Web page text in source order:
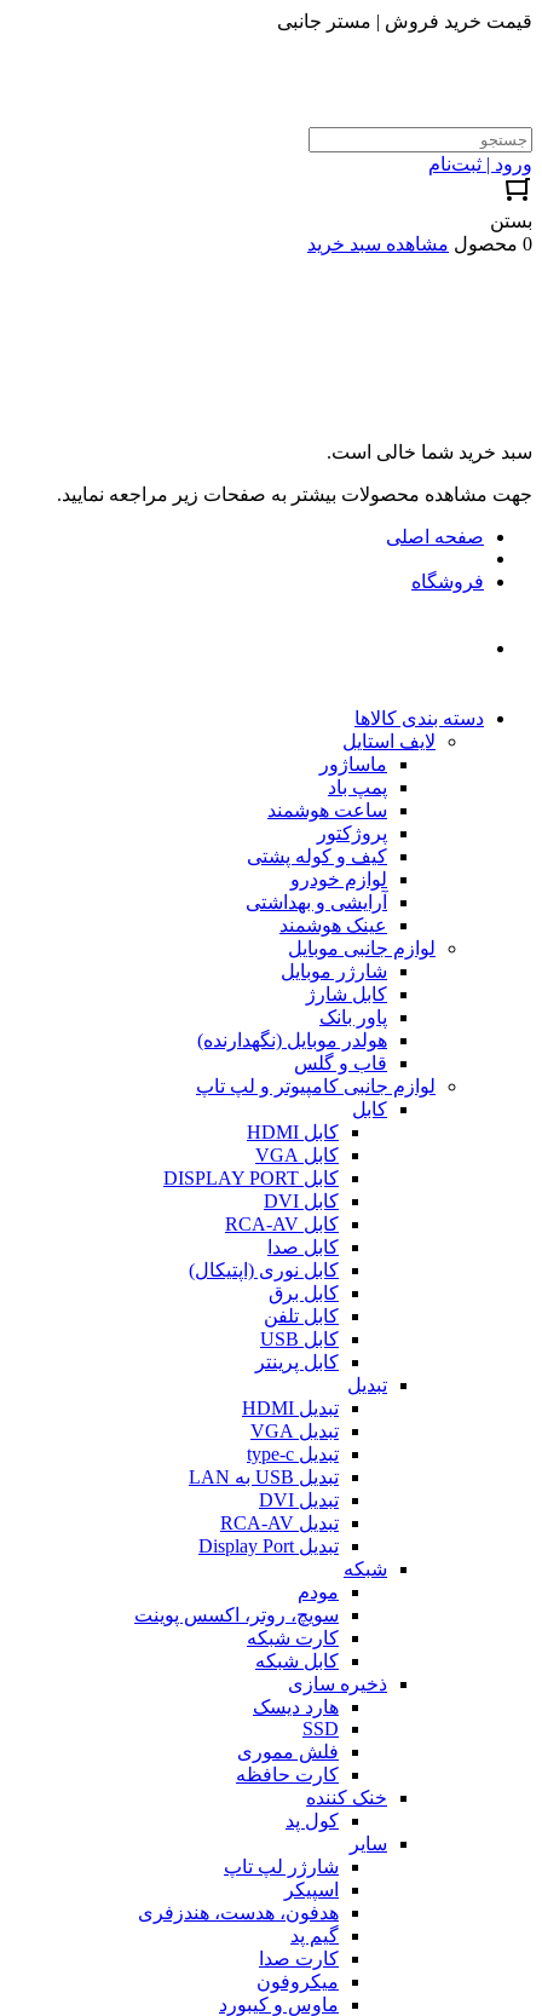
قیمت خرید فروش | مستر جانبی
ورود | ثبت‌نام
بستن
0 محصول
مشاهده سبد خرید
سبد خرید شما خالی است.
جهت مشاهده محصولات بیشتر به صفحات زیر مراجعه نمایید.
صفحه اصلی
فروشگاه
دسته بندی کالاها
لایف استایل
ماساژور
پمپ باد
ساعت هوشمند
پروژکتور
کیف و کوله پشتی
لوازم خودرو
آرایشی و بهداشتی
عینک هوشمند
لوازم جانبی موبایل
شارژر موبایل
کابل شارژ
پاور بانک
هولدر موبایل (نگهدارنده)
قاب و گلس
لوازم جانبی کامپیوتر و لپ تاپ
کابل
کابل HDMI
کابل VGA
کابل DISPLAY PORT
کابل DVI
کابل RCA-AV
کابل صدا
کابل نوری (اپتیکال)
کابل برق
کابل تلفن
کابل USB
کابل پرینتر
تبدیل
تبدیل HDMI
تبدیل VGA
تبدیل type-c
تبدیل USB به LAN
تبدیل DVI
تبدیل RCA-AV
تبدیل Display Port
شبکه
مودم
سویچ، روتر، اکسس پوینت
کارت شبکه
کابل شبکه
ذخیره سازی
هارد دیسک
SSD
فلش مموری
کارت حافظه
خنک کننده
کول پد
سایر
شارژر لپ تاپ
اسپیکر
هدفون، هدست، هندزفری
گیم پد
کارت صدا
میکروفون
ماوس و کیبورد